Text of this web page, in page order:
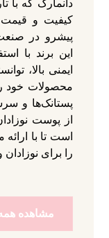
دانمارک که با
کیفیت و قیمت
پیشرو در
این برند با
ایمنی بالا،
محصولات خود
پستانک‌ها و
از پوست
است تا با
را برای
مشاهده